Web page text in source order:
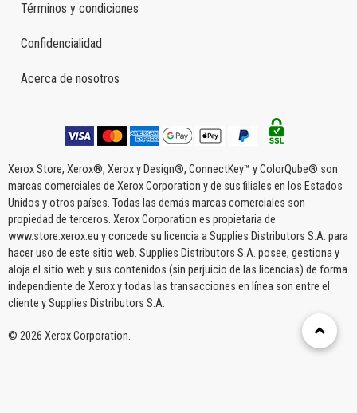
Términos y condiciones
Confidencialidad
Acerca de nosotros
Xerox Store, Xerox®, Xerox y Design®, ConnectKey™ y ColorQube® son
marcas comerciales de Xerox Corporation y de sus filiales en los Estados
Unidos y otros países. Todas las demás marcas comerciales son
propiedad de terceros. Xerox Corporation es propietaria de
www.store.xerox.eu y concede su licencia a Supplies Distributors S.A. para
hacer uso de este sitio web. Supplies Distributors S.A. posee, gestiona y
aloja el sitio web y sus contenidos (sin perjuicio de las licencias) de forma
independiente de Xerox y todas las transacciones en línea son entre el
cliente y Supplies Distributors S.A.
© 2026 Xerox Corporation.